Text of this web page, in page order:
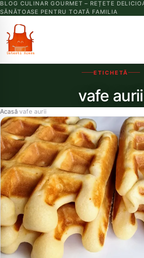
BLOG CULINAR GOURMET – REȚETE
SĂNĂTOASE PENTRU TOATĂ FAMILIA
ETICHETĂ
vafe aurii
Acasă›vafe aurii